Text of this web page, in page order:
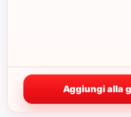
Aggiungi alla